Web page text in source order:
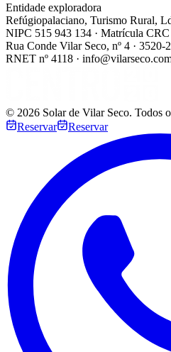
Entidade exploradora
Refúgiopalaciano, Turismo Rural,
NIPC 515 943 134 · Matrícula
Rua Conde Vilar Seco, nº 4 · 3520-
RNET nº 4118 ·
© 2026 Solar de Vilar Seco. Todos
Reservar
Reservar